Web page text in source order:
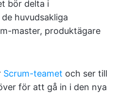
bör delta i
huvudsakliga
master, produktägare
Scrum-teamet och ser till
för att gå in i den nya